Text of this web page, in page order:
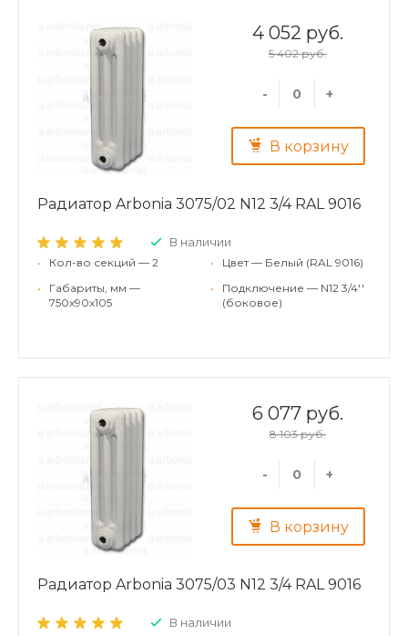
4 052 руб.
5 402 руб.
- +
В корзину
Радиатор Arbonia 3075/02 N12 3/4 RAL 9016
В наличии
•
Кол-во секций — 2
•
Габариты, мм —
750x90x105
•
Цвет — Белый (RAL 9016)
•
Подключение — N12 3/4''
(боковое)
6 077 руб.
8 103 руб.
- +
В корзину
Радиатор Arbonia 3075/03 N12 3/4 RAL 9016
В наличии